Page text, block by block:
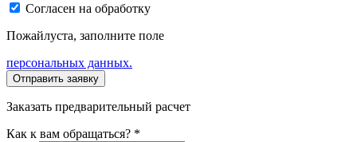
Согласен на обработку
Пожайлуста, заполните поле
персональных данных.
Заказать предварительный расчет
Как к вам обращаться? *